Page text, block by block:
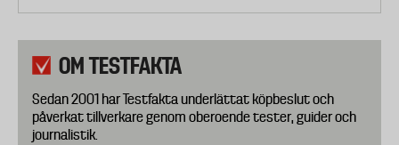
OM TESTFAKTA
Sedan 2001 har Testfakta underlättat köpbeslut och
påverkat tillverkare genom oberoende tester, guider och
journalistik.